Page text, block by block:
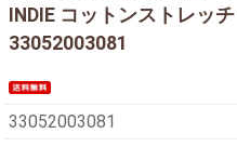
INDIE コットンストレッ
33052003081
33052003081